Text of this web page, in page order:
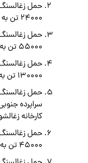
حمل
۲۴۰۰۰ تن به کارخانه زغالشوئی زرند
حمل
۵۵۰۰۰ تن به کارخانه زغالشوئی زرند
حمل
۱۳۰۰۰۰ تن به کارخانه زغالشوئی زرند
حمل
کارخانه
حمل
۴۵۰۰۰ تن به کارخانه زغالشوئی زرند